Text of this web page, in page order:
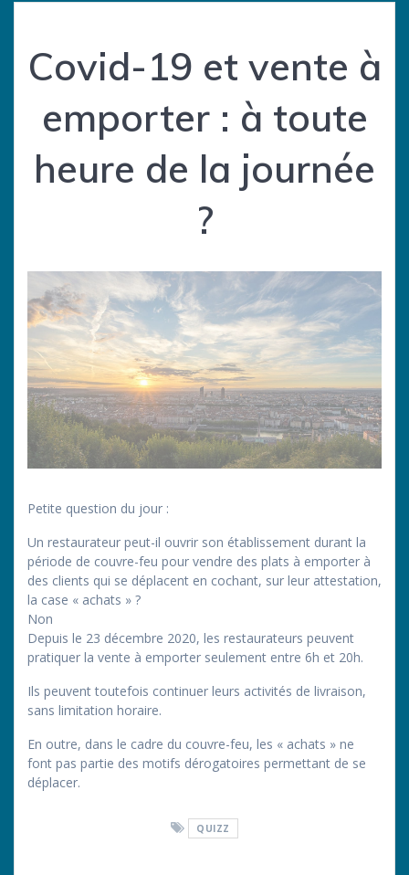
Covid-19 et vente à
emporter : à toute
heure de la journée
?
Petite question du jour :
Un restaurateur peut-il ouvrir son établissement durant la
période de couvre-feu pour vendre des plats à emporter à
des clients qui se déplacent en cochant, sur leur attestation,
la case « achats » ?
Non
Depuis le 23 décembre 2020, les restaurateurs peuvent
pratiquer la vente à emporter seulement entre 6h et 20h.
Ils peuvent toutefois continuer leurs activités de livraison,
sans limitation horaire.
En outre, dans le cadre du couvre-feu, les « achats » ne
font pas partie des motifs dérogatoires permettant de se
déplacer.
QUIZZ